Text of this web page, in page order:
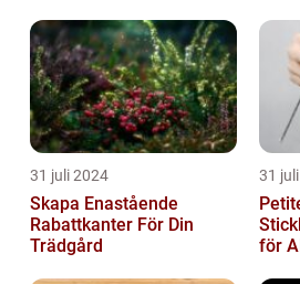
31 juli 2024
Skapa Enastående
Rabattkanter För Din
Trädgård
31
för